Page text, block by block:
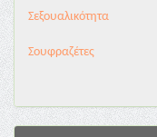
Σεξουαλικότητα
Σουφραζέτες